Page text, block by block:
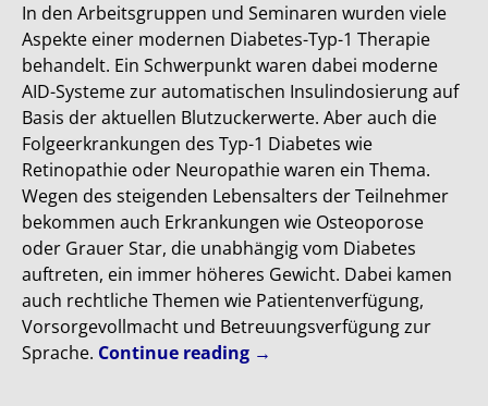
In den Arbeitsgruppen und Seminaren wurden viele
Aspekte einer modernen Diabetes-Typ-1 Therapie
behandelt. Ein Schwerpunkt waren dabei moderne
AID-Systeme zur automatischen Insulindosierung auf
Basis der aktuellen Blutzuckerwerte. Aber auch die
Folgeerkrankungen des Typ-1 Diabetes wie
Retinopathie oder Neuropathie waren ein Thema.
Wegen des steigenden Lebensalters der Teilnehmer
bekommen auch Erkrankungen wie Osteoporose
oder Grauer Star, die unabhängig vom Diabetes
auftreten, ein immer höheres Gewicht. Dabei kamen
auch rechtliche Themen wie Patientenverfügung,
Vorsorgevollmacht und Betreuungsverfügung zur
Sprache. Continue reading →